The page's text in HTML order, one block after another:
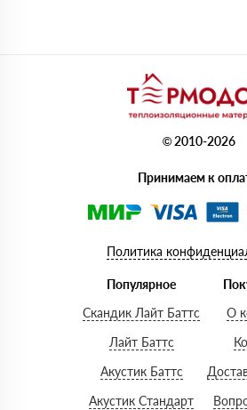
© 2010-2026
Принимаем к
Политика
Популярное
Скандик Лайт Баттс
Лайт Баттс
Акустик Баттс
Акустик Стандарт
О